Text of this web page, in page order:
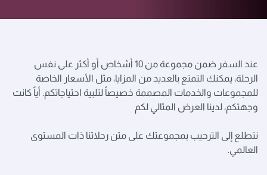
عند السفر ضمن مجموعة من 10 أشخاص أو أكثر على نفس
الرحلة، يمكنك التمتع بالعديد من المزايا، مثل الأسعار الخاصة
للمجموعات والخدمات المصممة خصيصاً لتلبية احتياجاتكم. أياً كانت
وجهتكم، لدينا العرض المثالي لكم
نتطلع إلى الترحيب بمجموعتك على متن رحلاتنا ذات المستوى
العالمي.